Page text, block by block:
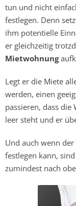
tun und nicht
festlegen. Denn
ihm potentielle
er gleichzeitig
Mietwohnung
Legt er die Miete
werden, einen
passieren, dass
leer steht und er
Und auch wenn
festlegen kann,
zumindest nach